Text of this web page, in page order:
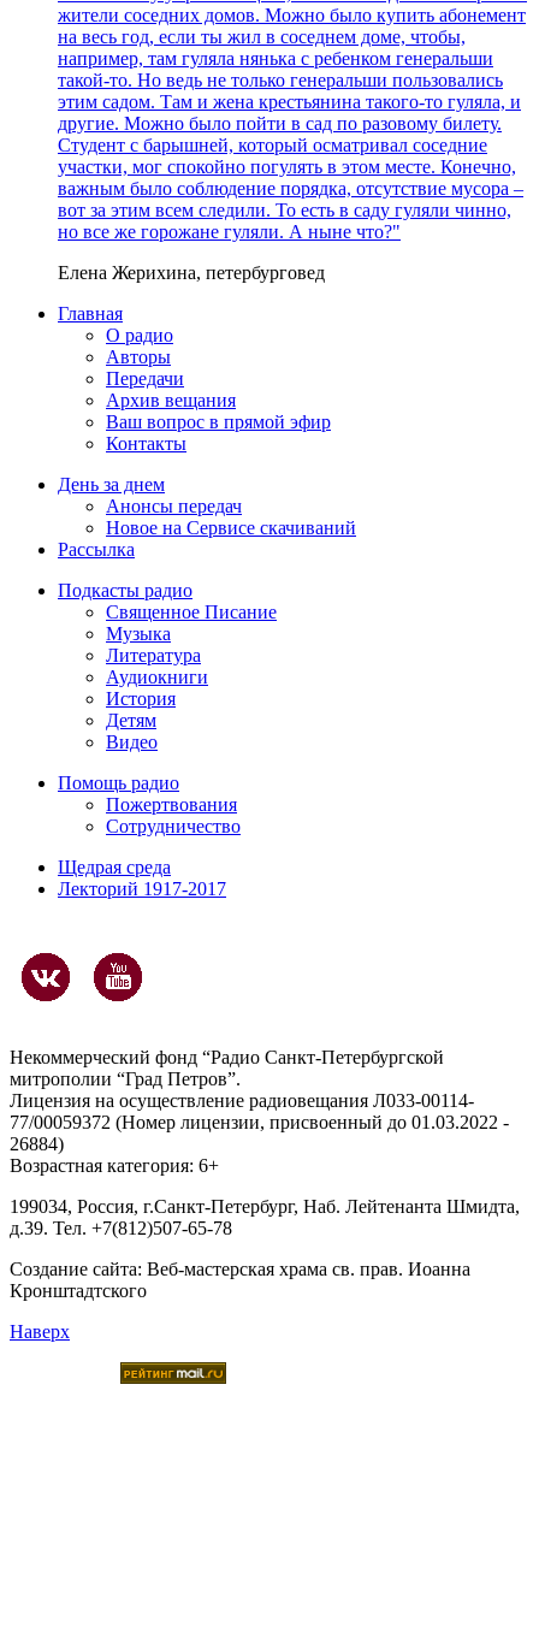
жители соседних домов. Можно было купить абонемент
на весь год, если ты жил в соседнем доме, чтобы,
например, там гуляла нянька с ребенком генеральши
такой-то. Но ведь не только генеральши пользовались
этим садом. Там и жена крестьянина такого-то гуляла, и
другие. Можно было пойти в сад по разовому билету.
Студент с барышней, который осматривал соседние
участки, мог спокойно погулять в этом месте. Конечно,
важным было соблюдение порядка, отсутствие мусора –
вот за этим всем следили. То есть в саду гуляли чинно,
но все же горожане гуляли. А ныне что?"
Елена Жерихина, петербурговед
Главная
О радио
Авторы
Передачи
Архив вещания
Ваш вопрос в прямой эфир
Контакты
День за днем
Анонсы передач
Новое на Сервисе скачиваний
Рассылка
Подкасты радио
Священное Писание
Музыка
Литература
Аудиокниги
История
Детям
Видео
Помощь радио
Пожертвования
Сотрудничество
Щедрая среда
Лекторий 1917-2017
Некоммерческий фонд “Радио Санкт-Петербургской
митрополии “Град Петров”.
Лицензия на осуществление радиовещания Л033-00114-
77/00059372 (Номер лицензии, присвоенный до 01.03.2022 -
26884)
Возрастная категория: 6+
199034, Россия, г.Санкт-Петербург, Наб. Лейтенанта Шмидта,
д.39. Тел. +7(812)507-65-78
Создание сайта: Веб-мастерская храма св. прав. Иоанна
Кронштадтского
Наверх